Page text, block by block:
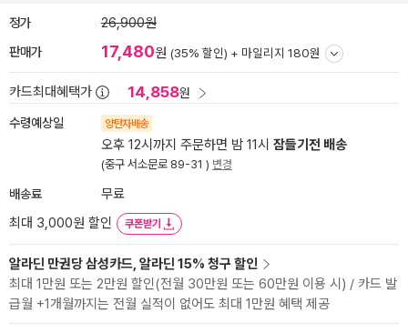
정가 26,900원
판매가 17,480원 (35% 할인) + 마일리지 180원
카드최대혜택가 14,858원
수령예상일 양탄자배송
오후 12시까지 주문하면 밤 11시 잠들기전 배송
(중구 서소문로 89-31 ) 변경
배송료
무료
최대 3,000원 할인
쿠폰받기
알라딘 만권당 삼성카드, 알라딘 15% 청구 할인
최대 1만원 또는 2만원 할인(전월 30만원 또는 60만원 이용 시) / 카드 발
급월 +1개월까지는 전월 실적이 없어도 최대 1만원 혜택 제공